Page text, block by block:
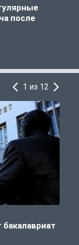
после
1 из 12